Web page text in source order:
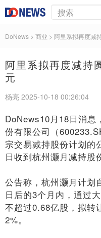
DoNews > 商业 > 阿里系拟再度减
阿里系拟再度减持
元
杨亮 2025-10-18 00:26:04
DoNews10月18日消息
份有限公司（
宗交易减持股份计划的
日收到杭州灏月减持股
公告称，杭州灏月计划
日后的3个月内，通过
不超过0.68亿股，拟转
2%。